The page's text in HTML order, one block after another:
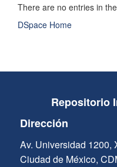
There are no entries in
DSpace Home
Repositorio
Dirección
Av. Universidad 1200,
Ciudad de México,